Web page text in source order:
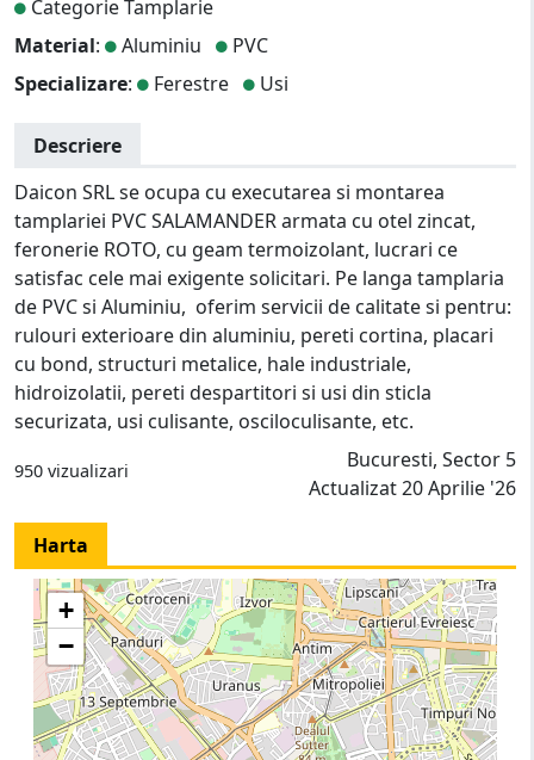
Categorie Tamplarie
Material: Aluminiu
PVC
Specializare: Ferestre Usi
Descriere
Daicon SRL se ocupa cu executarea si montarea
tamplariei PVC SALAMANDER armata cu otel zincat,
feronerie ROTO, cu geam termoizolant, lucrari ce
satisfac cele mai exigente solicitari. Pe langa tamplaria
de PVC si Aluminiu, oferim servicii de calitate si pentru:
rulouri exterioare din aluminiu, pereti cortina, placari
cu bond, structuri metalice, hale industriale,
hidroizolatii, pereti despartitori si usi din sticla
securizata, usi culisante, osciloculisante, etc.
950 vizualizari
Bucuresti, Sector 5
Actualizat 20 Aprilie '26
Harta
+
−